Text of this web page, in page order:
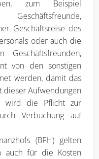
zum Beispiel
Geschäftsreise des
oder auch die
von den sonstigen
werden, damit das
dieser Aufwendungen
wird die Pflicht zur
Verbuchung auf
(BFH) gelten
auch für die Kosten